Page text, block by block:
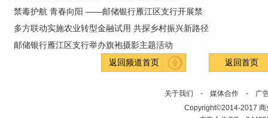
禁毒护航 青春向阳 ——邮储银行雁江区支行开展禁
多方联动实施农业转型金融试用 共探乡村振兴新路径
邮储银行雁江区支行举办旗袍摄影主题活动
返回频道首页
返回首页
关于我们 - 媒体合作 - 广
Copyright©2014-2017 商